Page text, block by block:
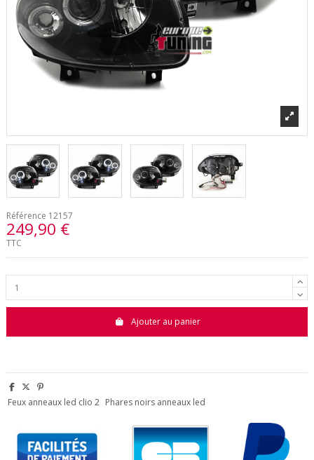
Référence 12157
249,90 €
TTC
Ajouter au panier
Feux anneaux led clio 2 Phares noirs anneaux led